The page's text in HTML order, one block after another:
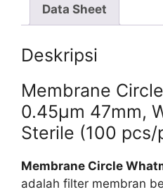
Data Sheet
Deskripsi
Membrane
0.45µm 47mm,
Sterile (100 pcs/
Membrane Circle
adalah filter membran